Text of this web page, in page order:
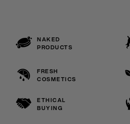
NAKED
PRODUCTS
FRESH
COSMETICS
ETHICAL
BUYING